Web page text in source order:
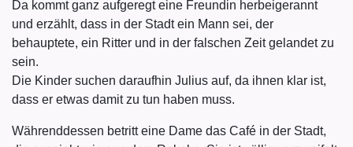
Da kommt ganz aufgeregt eine Freundin herbeigerannt
und erzählt, dass in der Stadt ein Mann sei, der
behauptete, ein Ritter und in der falschen Zeit gelandet zu
sein.
Die Kinder suchen daraufhin Julius auf, da ihnen klar ist,
dass er etwas damit zu tun haben muss.
Währenddessen betritt eine Dame das Café in der Stadt,